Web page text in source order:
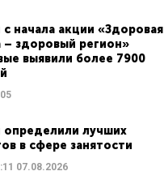
начала акции «Здоровая
– здоровый регион»
выявили более 7900
определили лучших
в сфере занятости
07.08.2026